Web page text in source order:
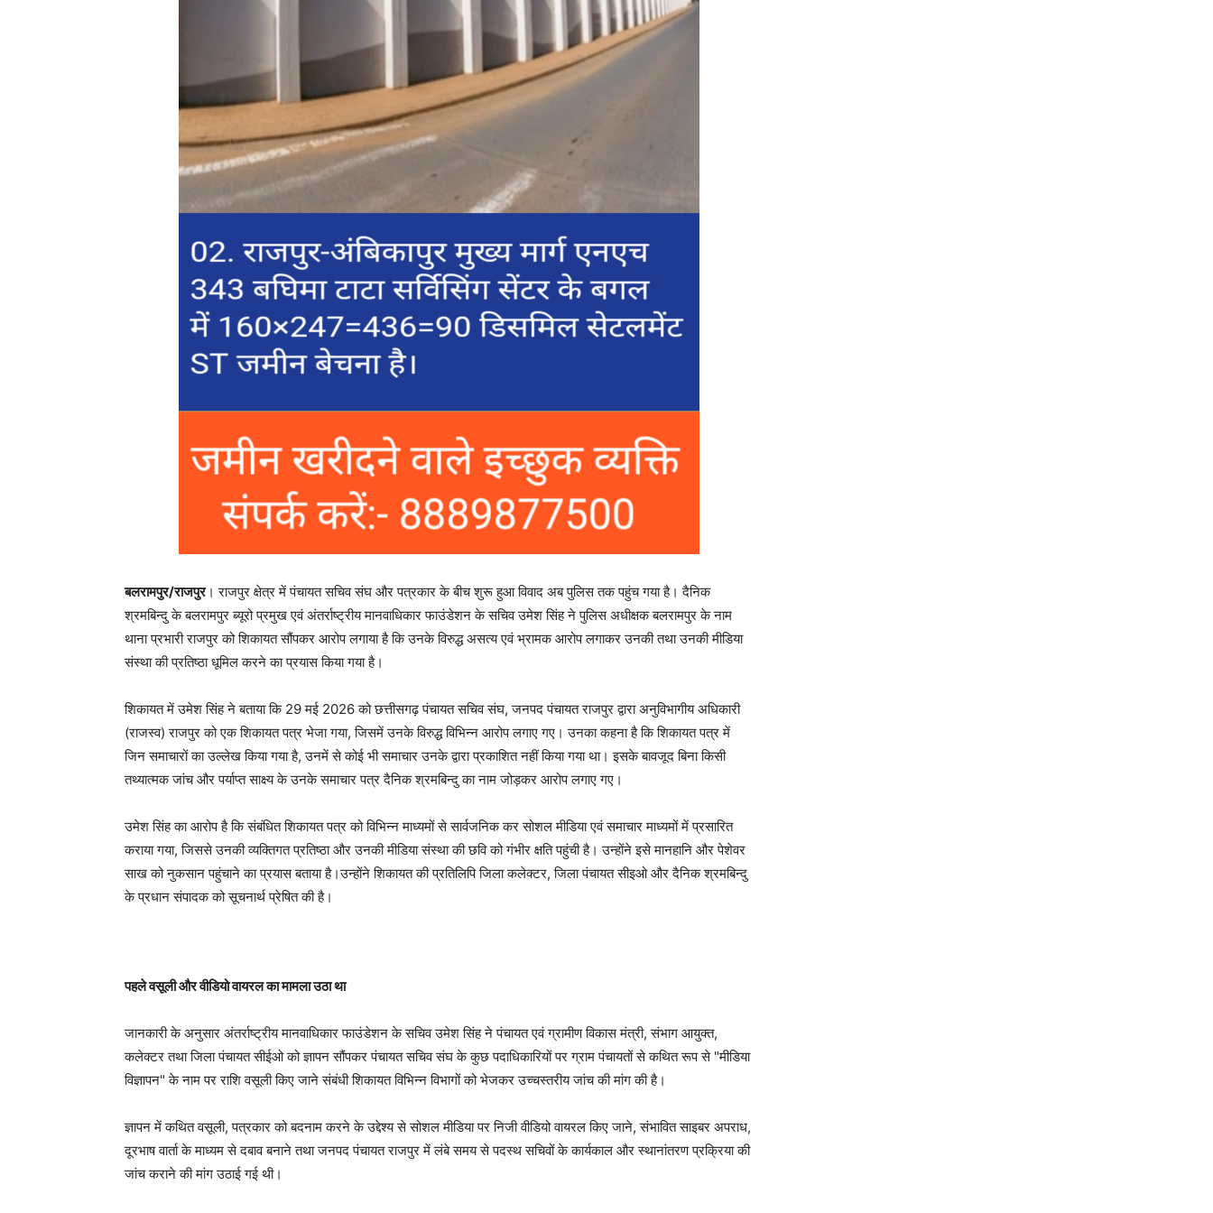
बलरामपुर/राजपुर। राजपुर क्षेत्र में पंचायत सचिव संघ और पत्रकार के बीच शुरू हुआ विवाद अब पुलिस तक पहुंच गया है। दैनिक
श्रमबिन्दु के बलरामपुर ब्यूरो प्रमुख एवं अंतर्राष्ट्रीय मानवाधिकार फाउंडेशन के सचिव उमेश सिंह ने पुलिस अधीक्षक बलरामपुर के नाम
थाना प्रभारी राजपुर को शिकायत सौंपकर आरोप लगाया है कि उनके विरुद्ध असत्य एवं भ्रामक आरोप लगाकर उनकी तथा उनकी मीडिया
संस्था की प्रतिष्ठा धूमिल करने का प्रयास किया गया है।
शिकायत में उमेश सिंह ने बताया कि 29 मई 2026 को छत्तीसगढ़ पंचायत सचिव संघ, जनपद पंचायत राजपुर द्वारा अनुविभागीय अधिकारी
(राजस्व) राजपुर को एक शिकायत पत्र भेजा गया, जिसमें उनके विरुद्ध विभिन्न आरोप लगाए गए। उनका कहना है कि शिकायत पत्र में
जिन समाचारों का उल्लेख किया गया है, उनमें से कोई भी समाचार उनके द्वारा प्रकाशित नहीं किया गया था। इसके बावजूद बिना किसी
तथ्यात्मक जांच और पर्याप्त साक्ष्य के उनके समाचार पत्र दैनिक श्रमबिन्दु का नाम जोड़कर आरोप लगाए गए।
उमेश सिंह का आरोप है कि संबंधित शिकायत पत्र को विभिन्न माध्यमों से सार्वजनिक कर सोशल मीडिया एवं समाचार माध्यमों में प्रसारित
कराया गया, जिससे उनकी व्यक्तिगत प्रतिष्ठा और उनकी मीडिया संस्था की छवि को गंभीर क्षति पहुंची है। उन्होंने इसे मानहानि और पेशेवर
साख को नुकसान पहुंचाने का प्रयास बताया है।उन्होंने शिकायत की प्रतिलिपि जिला कलेक्टर, जिला पंचायत सीइओ और दैनिक श्रमबिन्दु
के प्रधान संपादक को सूचनार्थ प्रेषित की है।
पहले वसूली और वीडियो वायरल का मामला उठा था
जानकारी के अनुसार अंतर्राष्ट्रीय मानवाधिकार फाउंडेशन के सचिव उमेश सिंह ने पंचायत एवं ग्रामीण विकास मंत्री, संभाग आयुक्त,
कलेक्टर तथा जिला पंचायत सीईओ को ज्ञापन सौंपकर पंचायत सचिव संघ के कुछ पदाधिकारियों पर ग्राम पंचायतों से कथित रूप से "मीडिया
विज्ञापन" के नाम पर राशि वसूली किए जाने संबंधी शिकायत विभिन्न विभागों को भेजकर उच्चस्तरीय जांच की मांग की है।
ज्ञापन में कथित वसूली, पत्रकार को बदनाम करने के उद्देश्य से सोशल मीडिया पर निजी वीडियो वायरल किए जाने, संभावित साइबर अपराध,
दूरभाष वार्ता के माध्यम से दबाव बनाने तथा जनपद पंचायत राजपुर में लंबे समय से पदस्थ सचिवों के कार्यकाल और स्थानांतरण प्रक्रिया की
जांच कराने की मांग उठाई गई थी।